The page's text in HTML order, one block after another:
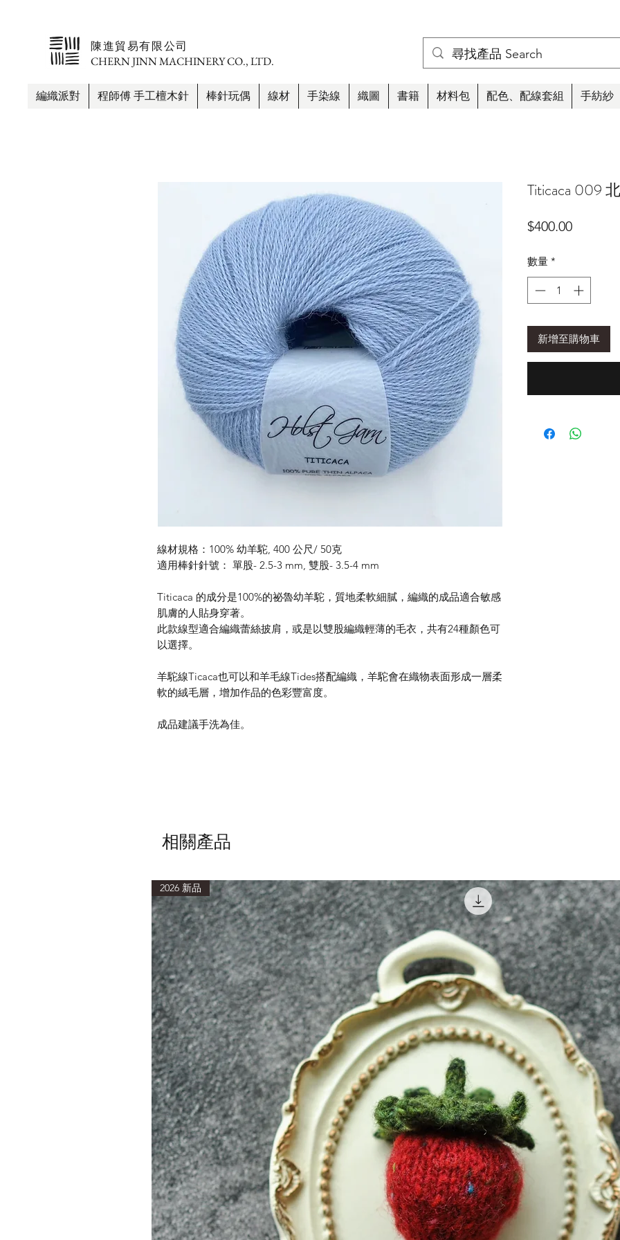
​陳進貿易有限公司
CHERN JINN MACHINERY CO., LTD.
編織派對 程師傅 手工檀木針 棒針玩偶 線材 手染線 織圖 書籍 材料包 配色、配線套組 手紡紗
線材規格：100% 幼羊駝, 400 公尺/ 50克
適用棒針針號： 單股- 2.5-3 mm, 雙股- 3.5-4 mm
Titicaca 的成分是100%的祕魯幼羊駝，質地柔軟細膩，編織的成品適合敏感
肌膚的人貼身穿著。
此款線型適合編織蕾絲披肩，或是以雙股編織輕薄的毛衣，共有24種顏色可
以選擇。
羊駝線Ticaca也可以和羊毛線Tides搭配編織，羊駝會在織物表面形成一層柔
軟的絨毛層，增加作品的色彩豐富度。
成品建議手洗為佳。
Titicaca 009
$400.00價
數量 *
新增至購物車
相關產品
2026 新品